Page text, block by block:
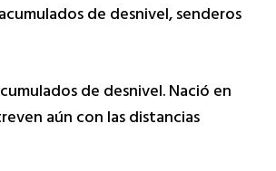
de desnivel, senderos
de desnivel. Nació en
aún con las distancias